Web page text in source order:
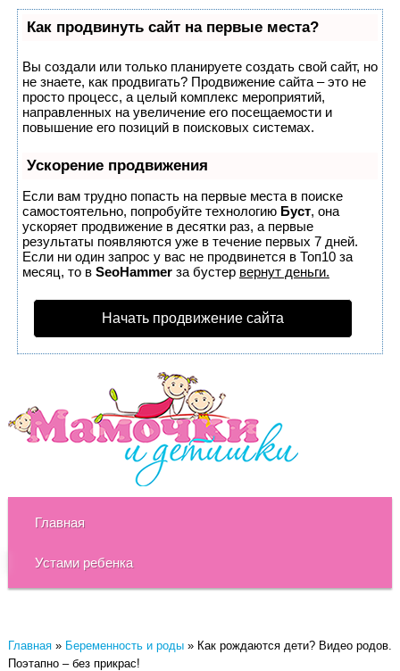
Как продвинуть сайт на первые места?
Вы создали или только планируете создать свой сайт, но
не знаете, как продвигать? Продвижение сайта – это не
просто процесс, а целый комплекс мероприятий,
направленных на увеличение его посещаемости и
повышение его позиций в поисковых системах.
Ускорение продвижения
Если вам трудно попасть на первые места в поиске
самостоятельно, попробуйте технологию Буст, она
ускоряет продвижение в десятки раз, а первые
результаты появляются уже в течение первых 7 дней.
Если ни один запрос у вас не продвинется в Топ10 за
месяц, то в SeoHammerза бустер вернут деньги.
Начать продвижение сайта
Главная
Устами ребенка
Главная» Беременность и роды» Как рождаются дети? Видео родов.
Поэтапно – без прикрас!